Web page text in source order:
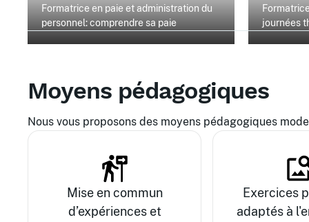
Formatrice en paie et administration du
personnel: comprendre sa paie
journées
Moyens pédagogiques
Nous vous proposons des moyens pédagogiques
Mise en commun
d’expériences et
Exercices
adaptés à